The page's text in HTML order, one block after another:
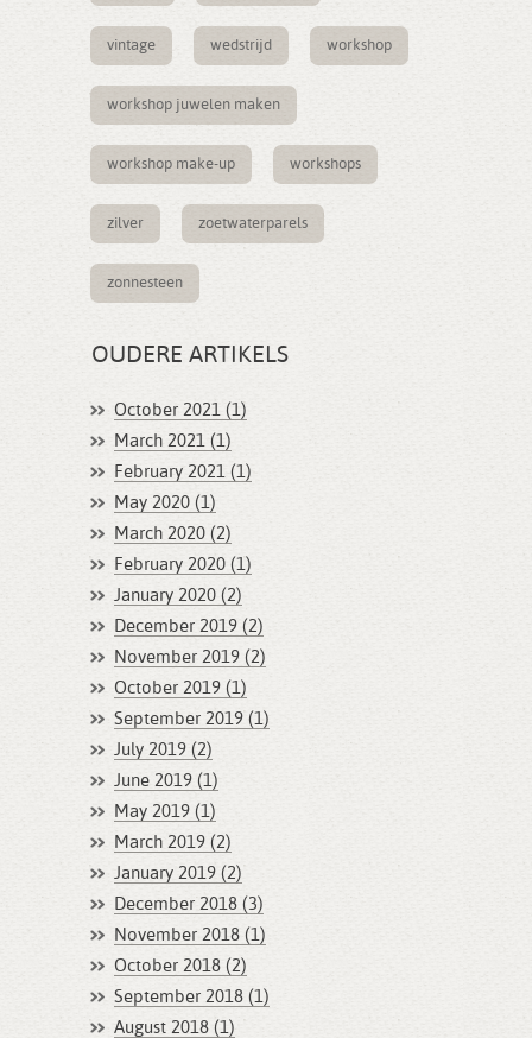
vintage wedstrijd workshop
workshop juwelen maken
workshop make-up workshops
zilver zoetwaterparels
zonnesteen
OUDERE ARTIKELS
October 2021 (1)
March 2021 (1)
February 2021 (1)
May 2020 (1)
March 2020 (2)
February 2020 (1)
January 2020 (2)
December 2019 (2)
November 2019 (2)
October 2019 (1)
September 2019 (1)
July 2019 (2)
June 2019 (1)
May 2019 (1)
March 2019 (2)
January 2019 (2)
December 2018 (3)
November 2018 (1)
October 2018 (2)
September 2018 (1)
August 2018 (1)